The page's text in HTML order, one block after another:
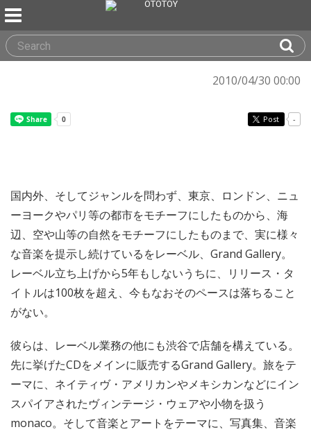
2010/04/30 00:00
Post -
国内外、そしてジャンルを問わず、東京、ロンドン、ニュ
ーヨークやパリ等の都市をモチーフにしたものから、海
辺、空や山等の自然をモチーフにしたものまで、実に様々
な音楽を提示し続けているをレーベル、Grand Gallery。
レーベル立ち上げから5年もしないうちに、リリース・タ
イトルは100枚を超え、今もなおそのペースは落ちること
がない。
彼らは、レーベル業務の他にも渋谷で店舗を構えている。
先に挙げたCDをメインに販売するGrand Gallery。旅をテ
ーマに、ネイティヴ・アメリカンやメキシカンなどにイン
スパイアされたヴィンテージ・ウェアや小物を扱う
monaco。そして音楽とアートをテーマに、写真集、音楽